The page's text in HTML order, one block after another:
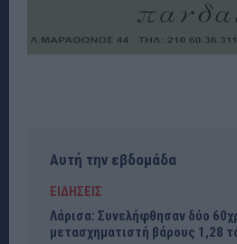
Αυτή την εβδομάδα
ΕΙΔΗΣΕΙΣ
Λάρισα: Συνελήφθησαν δύο
μετασχηματιστή βάρους 1,28